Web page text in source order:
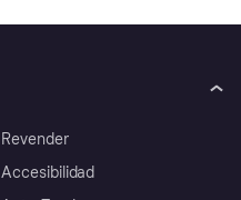
Revender
Accesibilidad